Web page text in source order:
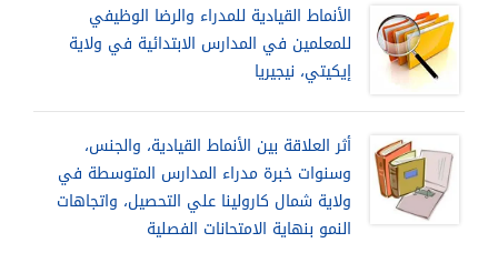
الأنماط القيادية للمدراء والرضا الوظيفي
للمعلمين في المدارس الابتدائية في ولاية
إيكيتي، نيجيريا
أثر العلاقة بين الأنماط القيادية، والجنس،
وسنوات خبرة مدراء المدارس المتوسطة في
ولاية شمال كارولينا علي التحصيل، واتجاهات
النمو بنهاية الامتحانات الفصلية